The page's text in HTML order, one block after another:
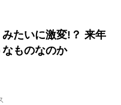
たいに激変!？ 来年
ものなのか